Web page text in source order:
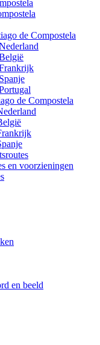
de Compostela
de Compostela
en voorzieningen
en beeld